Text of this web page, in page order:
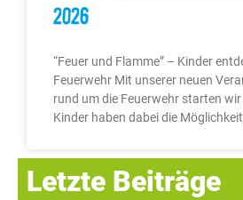
2026
“Feuer und Flamme” – Kinder
Feuerwehr Mit unserer neuen
rund um die Feuerwehr starten
Kinder haben dabei die
Letzte Beiträge